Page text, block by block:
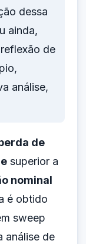
dessa
ainda,
de
análise,
de
superior a
nominal
é obtido
sweep
análise de